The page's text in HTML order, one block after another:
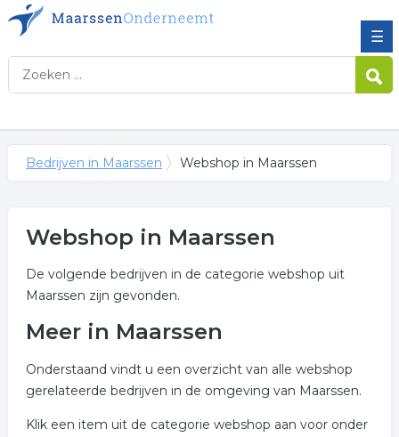
☰
Bedrijven in Maarssen Webshop in Maarssen
Webshop in Maarssen
De volgende bedrijven in de categorie webshop uit
Maarssen zijn gevonden.
Meer in Maarssen
Onderstaand vindt u een overzicht van alle webshop
gerelateerde bedrijven in de omgeving van Maarssen.
Klik een item uit de categorie webshop aan voor onder